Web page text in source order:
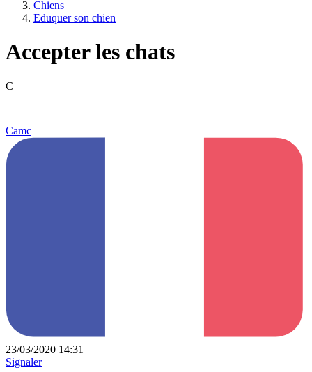
Chiens
Eduquer son chien
Accepter les chats
C
Camc
23/03/2020 14:31
Signaler